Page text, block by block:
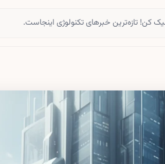
کن! تازه‌ترین خبرهای تکنولوژی اینجاست.